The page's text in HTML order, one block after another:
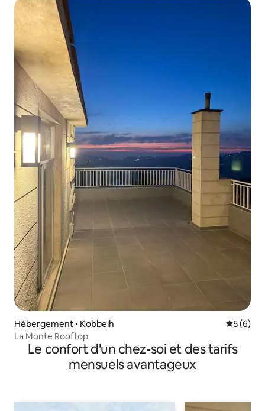
Hébergement ⋅ Kobbeih
5 (6)
La Monte Rooftop
Le confort d'un chez-soi et des tarifs
mensuels avantageux